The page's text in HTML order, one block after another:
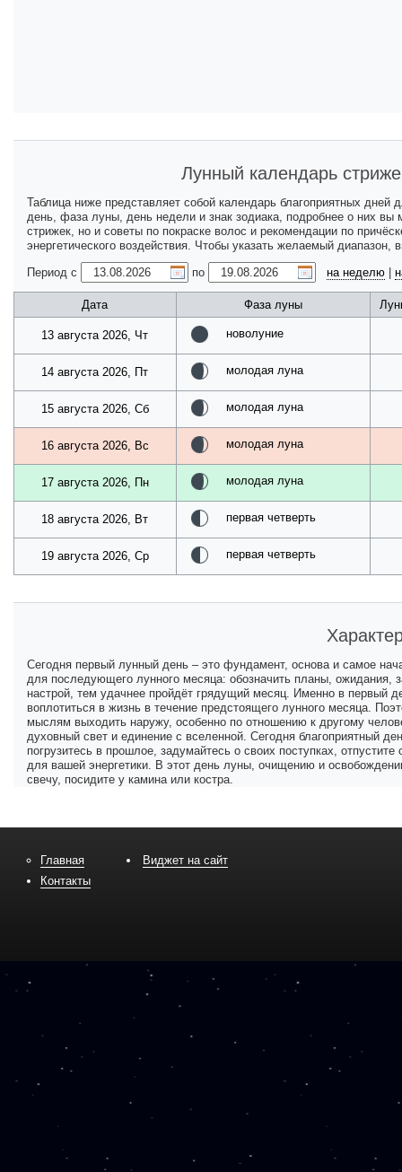
Лунный календарь
Таблица ниже представляет собой календарь благоприятных
день, фаза луны, день недели и знак зодиака, подробнее о них вы
стрижек, но и советы по покраске волос и рекомендации по
энергетического воздействия. Чтобы указать желаемый
Период с
по на неделю
Дата Фаза луны
13 августа 2026, Чт новолуние
14 августа 2026, Пт молодая луна
15 августа 2026, Сб молодая луна
16 августа 2026, Вс молодая луна
17 августа 2026, Пн молодая луна
18 августа 2026, Вт первая четверть
19 августа 2026, Ср первая четверть
Сегодня первый лунный день – это фундамент, основа и самое
для последующего лунного месяца: обозначить планы,
настрой, тем удачнее пройдёт грядущий месяц. Именно в
воплотиться в жизнь в течение предстоящего лунного месяца.
мыслям выходить наружу, особенно по отношению к другому
духовный свет и единение с вселенной. Сегодня благоприятный
погрузитесь в прошлое, задумайтесь о своих поступках,
для вашей энергетики. В этот день луны, очищению и
свечу, посидите у камина или костра.
Главная
Контакты
Виджет на сайт